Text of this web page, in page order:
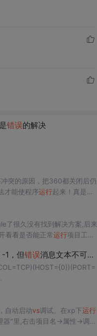
错误的解决
突的原因，把360都关闭后仍
才能使程序运行起来！真是太
了很久没有找到解决方案,后来
看看是否能正常运行项目工程
1，但错误消息文本不可用...
自动启动vs调试。在xp下运行
"里,右击项目名->属性->调